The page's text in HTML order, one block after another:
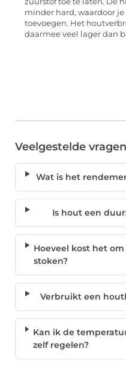
minder hard, waardoor
toevoegen. Het
daarmee veel lager dan
Veelgestelde vragen
Wat is het
Is hout een
Hoeveel kost het
stoken?
Verbruikt een
Kan ik de
zelf regelen?